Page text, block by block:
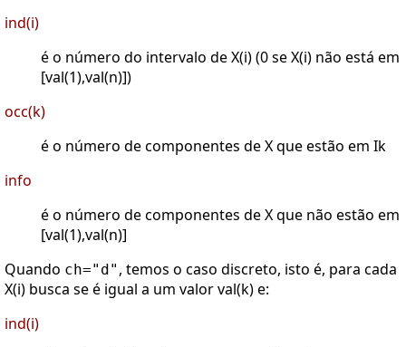
ind(i)
é o número do intervalo de X(i) (0 se X(i) não está em
[val(1),val(n)])
occ(k)
é o número de componentes de X que estão em Ik
info
é o número de componentes de X que não estão em
[val(1),val(n)]
Quando ch="d" , temos o caso discreto, isto é, para cada
X(i) busca se é igual a um valor val(k) e:
ind(i)